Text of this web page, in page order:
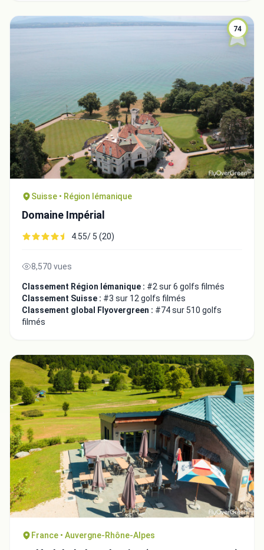
74
Suisse • Région lémanique
Domaine Impérial
4.55/ 5 (20)
8,570 vues
Classement Région lémanique : #2 sur 6 golfs filmés
Classement Suisse : #3 sur 12 golfs filmés
Classement global Flyovergreen : #74 sur 510 golfs
filmés
France • Auvergne-Rhône-Alpes
Intégrer la video
Choix de la vidéo: